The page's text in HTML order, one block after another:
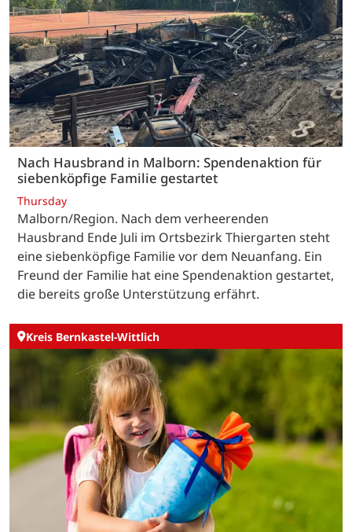
Nach Hausbrand in Malborn: Spendenaktion für
siebenköpfige Familie gestartet
Thursday
Malborn/Region. Nach dem verheerenden
Hausbrand Ende Juli im Ortsbezirk Thiergarten steht
eine siebenköpfige Familie vor dem Neuanfang. Ein
Freund der Familie hat eine Spendenaktion gestartet,
die bereits große Unterstützung erfährt.
Kreis Bernkastel-Wittlich